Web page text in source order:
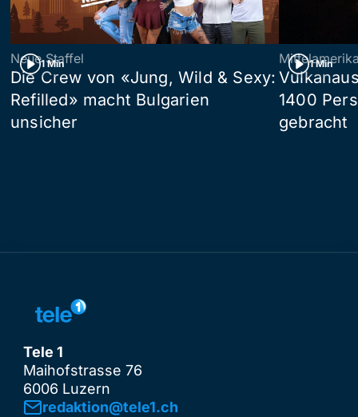
1 Min
Neue Staffel
Die Crew von «Jung, Wild & Sexy:
Refilled» macht Bulgarien
unsicher
1 Min
1400
gebracht
Tele 1
Maihofstrasse 76
6006 Luzern
redaktion@tele1.ch